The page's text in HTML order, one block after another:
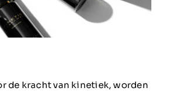
de kracht van kinetiek, worden